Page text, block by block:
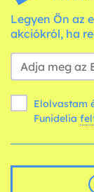
Legyen Ön az
akciókról, ha
Elolvastam
Funidelia